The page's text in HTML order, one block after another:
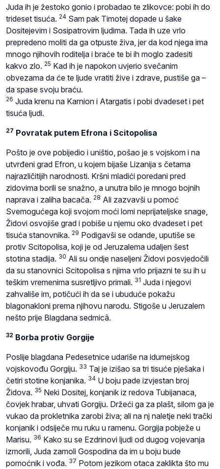
Juda ih je žestoko gonio i probadao te zlikovce: pobi ih do
trideset tisuća. 24 Sam pak Timotej dopade u šake
Dositejevim i Sosipatrovim ljudima. Tada ih uze vrlo
prepredeno moliti da ga otpuste živa, jer da kod njega ima
mnogo njihovih roditelja i braće te bi ih moglo zadesiti
kakvo zlo. 25 Kad ih je napokon uvjerio svečanim
obvezama da će te ljude vratiti žive i zdrave, pustiše ga –
da spase svoju braću.
26 Juda krenu na Karnion i Atargatis i pobi dvadeset i pet
tisuća ljudi.
27 Povratak putem Efrona i Scitopolisa
Pošto je ove pobijedio i uništio, pošao je s vojskom i na
utvrđeni grad Efron, u kojem bijaše Lizanija s četama
najrazličitijih narodnosti. Kršni mladići poredani pred
zidovima borili se snažno, a unutra bilo je mnogo bojnih
naprava i zaliha bacača. 28 Ali zazvavši u pomoć
Svemogućega koji svojom moći lomi neprijateljske snage,
Židovi osvojiše grad i pobiše u njemu oko dvadeset i pet
tisuća stanovnika. 29 Podigavši se odande, uputiše se
protiv Scitopolisa, koji je od Jeruzalema udaljen šest
stotina stadija. 30 Ali su ondje naseljeni Židovi posvjedočili
da su stanovnici Scitopolisa s njima vrlo prijazni te su ih u
teškim vremenima susretljivo primali. 31 Juda i njegovi
zahvališe im, potičući ih da se i ubuduće pokažu
blagonakloni prema njihovu narodu. Stigoše u Jeruzalem
nešto prije Blagdana sedmicâ.
32 Borba protiv Gorgije
Poslije blagdana Pedesetnice udariše na idumejskog
vojskovođu Gorgiju. 33 Taj je izišao sa tri tisuće pješaka i
četiri stotine konjanika. 34 U boju pade izvjestan broj
Židova. 35 Neki Dositej, konjanik iz redova Tubijanaca,
čovjek hrabar, uhvati Gorgiju. Držeći ga za plašt, silom ga je
vukao da prokletnika zarobi živa; ali na nj naletje neki trački
konjanik i odsiječe mu ruku u ramenu. Gorgija pobježe u
Marisu. 36 Kako su se Ezdrinovi ljudi od dugog vojevanja
izmorili, Juda zamoli Gospodina da im u boju bude
pomoćnik i vođa. 37 Potom jezikom otaca zaklikta što mu